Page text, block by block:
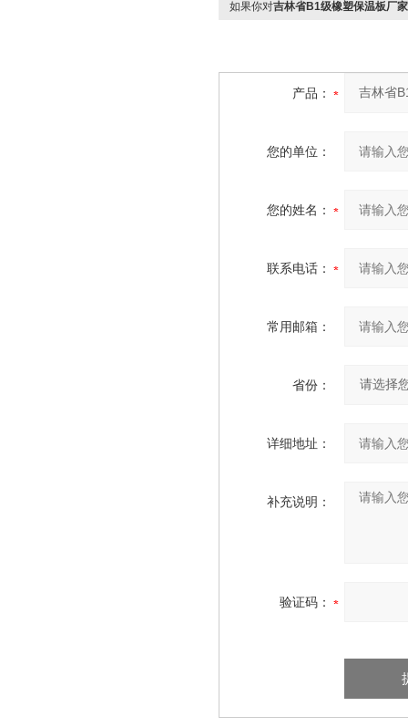
如果你对吉林省B1级橡塑保温板厂家
产品：
您的单位：
您的姓名：
联系电话：
常用邮箱：
省份：
详细地址：
补充说明：
验证码：